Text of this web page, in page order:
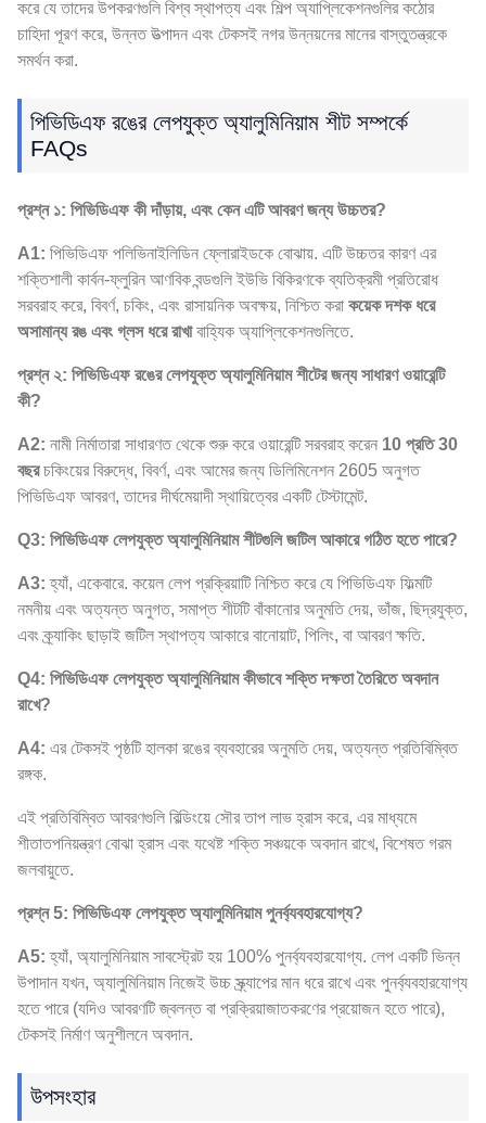
করে যে তাদের উপকরণগুলি বিশ্ব স্থাপত্য এবং শিল্প অ্যাপ্লিকেশনগুলির কঠোর
চাহিদা পূরণ করে, উন্নত উত্পাদন এবং টেকসই নগর উন্নয়নের মানের বাস্তুতন্ত্রকে
সমর্থন করা.
পিভিডিএফ রঙের লেপযুক্ত অ্যালুমিনিয়াম শীট সম্পর্কে
FAQs
প্রশ্ন ১: পিভিডিএফ কী দাঁড়ায়, এবং কেন এটি আবরণ জন্য উচ্চতর?
A1: পিভিডিএফ পলিভিনাইলিডিন ফ্লোরাইডকে বোঝায়. এটি উচ্চতর কারণ এর
শক্তিশালী কার্বন-ফ্লুরিন আণবিক বন্ডগুলি ইউভি বিকিরণকে ব্যতিক্রমী প্রতিরোধ
সরবরাহ করে, বিবর্ণ, চকিং, এবং রাসায়নিক অবক্ষয়, নিশ্চিত করা কয়েক দশক ধরে
অসামান্য রঙ এবং গ্লস ধরে রাখাবাহ্যিক অ্যাপ্লিকেশনগুলিতে.
প্রশ্ন ২: পিভিডিএফ রঙের লেপযুক্ত অ্যালুমিনিয়াম শীটের জন্য সাধারণ ওয়ারেন্টি
কী?
A2: নামী নির্মাতারা সাধারণত থেকে শুরু করে ওয়ারেন্টি সরবরাহ করেন 10 প্রতি 30
বছরচকিংয়ের বিরুদ্ধে, বিবর্ণ, এবং আমের জন্য ডিলিমিনেশন 2605 অনুগত
পিভিডিএফ আবরণ, তাদের দীর্ঘমেয়াদী স্থায়িত্বের একটি টেস্টামেন্ট.
Q3: পিভিডিএফ লেপযুক্ত অ্যালুমিনিয়াম শীটগুলি জটিল আকারে গঠিত হতে পারে?
A3: হ্যাঁ, একেবারে. কয়েল লেপ প্রক্রিয়াটি নিশ্চিত করে যে পিভিডিএফ ফিল্মটি
নমনীয় এবং অত্যন্ত অনুগত, সমাপ্ত শীটটি বাঁকানোর অনুমতি দেয়, ভাঁজ, ছিদ্রযুক্ত,
এবং ক্র্যাকিং ছাড়াই জটিল স্থাপত্য আকারে বানোয়াট, পিলিং, বা আবরণ ক্ষতি.
Q4: পিভিডিএফ লেপযুক্ত অ্যালুমিনিয়াম কীভাবে শক্তি দক্ষতা তৈরিতে অবদান
রাখে?
A4: এর টেকসই পৃষ্ঠটি হালকা রঙের ব্যবহারের অনুমতি দেয়, অত্যন্ত প্রতিবিম্বিত
রঙ্গক.
এই প্রতিবিম্বিত আবরণগুলি বিল্ডিংয়ে সৌর তাপ লাভ হ্রাস করে, এর মাধ্যমে
শীতাতপনিয়ন্ত্রণ বোঝা হ্রাস এবং যথেষ্ট শক্তি সঞ্চয়কে অবদান রাখে, বিশেষত গরম
জলবায়ুতে.
প্রশ্ন 5: পিভিডিএফ লেপযুক্ত অ্যালুমিনিয়াম পুনর্ব্যবহারযোগ্য?
A5: হ্যাঁ, অ্যালুমিনিয়াম সাবস্ট্রেট হয় 100% পুনর্ব্যবহারযোগ্য. লেপ একটি ভিন্ন
উপাদান যখন, অ্যালুমিনিয়াম নিজেই উচ্চ স্ক্র্যাপের মান ধরে রাখে এবং পুনর্ব্যবহারযোগ্য
হতে পারে (যদিও আবরণটি জ্বলন্ত বা প্রক্রিয়াজাতকরণের প্রয়োজন হতে পারে),
টেকসই নির্মাণ অনুশীলনে অবদান.
উপসংহার